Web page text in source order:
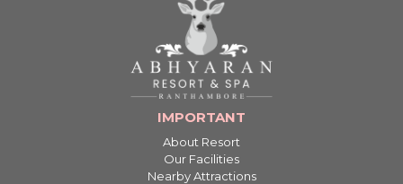
IMPORTANT
About Resort
Our Facilities
Nearby Attractions